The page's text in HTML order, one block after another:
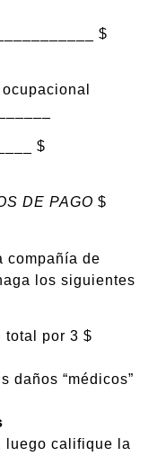
$
$
DE PAGO $
compañía de
los siguientes
total por 3 $
daños “médicos”
luego califique la